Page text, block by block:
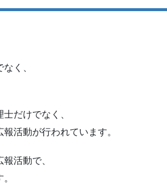
く、
だけでなく、
活動が行われています。
活動で、